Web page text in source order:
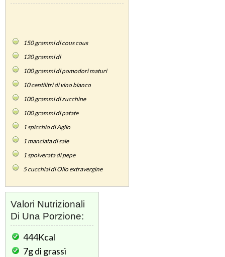
150grammi di cous cous
120grammi di
100grammi di pomodori maturi
10centilitri di vino bianco
100grammi di zucchine
100grammi di patate
1spicchio di Aglio
1 manciata di sale
1spolverata di pepe
5cucchiai di Olio extravergine
Valori Nutrizionali
Di Una Porzione:
444Kcal
7gdi grassi